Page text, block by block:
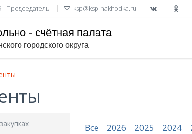
- Председатель ksp@ksp-nakhodka.ru
- счётная палата
городского округа
Все 2026 2025 2024